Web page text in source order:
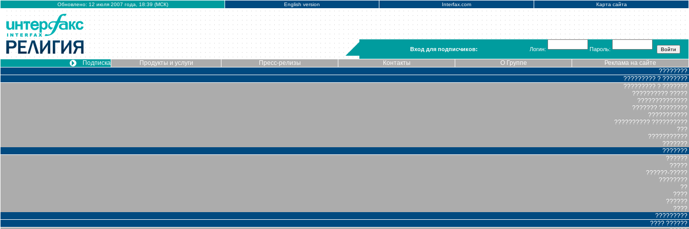
Обновлено: 12 июля 2007 года, 18:39 (МСК) English version Interfax.com Карта сайта
Вход для подписчиков: Логин: Пароль:
Подписка Продукты и услуги Пресс-релизы Контакты О Группе
Реклама на сайте
????????
????????? ? ???????
????????? ? ???????
?????????? ?????
??????????????
??????? ????????
???????????
?????????? ??????????
???
???????????
???????
???????
??????
?????
??????-?????
????????
??
????
??????
????
?????????
???? ??????